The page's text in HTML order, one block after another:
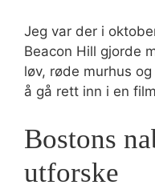
Jeg var der i
Beacon Hill gjorde
løv, røde murhus
å gå rett inn i en
Bostons
utforske